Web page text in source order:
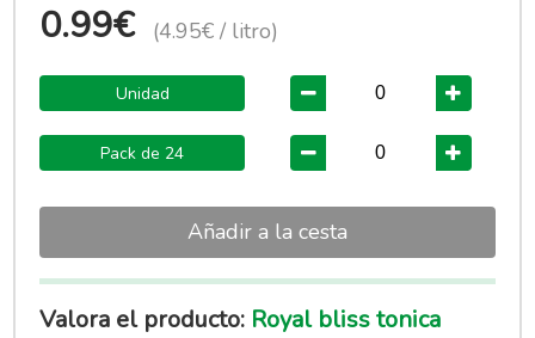
0.99€ (4.95€ / litro)
Unidad
Pack de 24
Añadir a la cesta
Valora el producto: Royal bliss tonica